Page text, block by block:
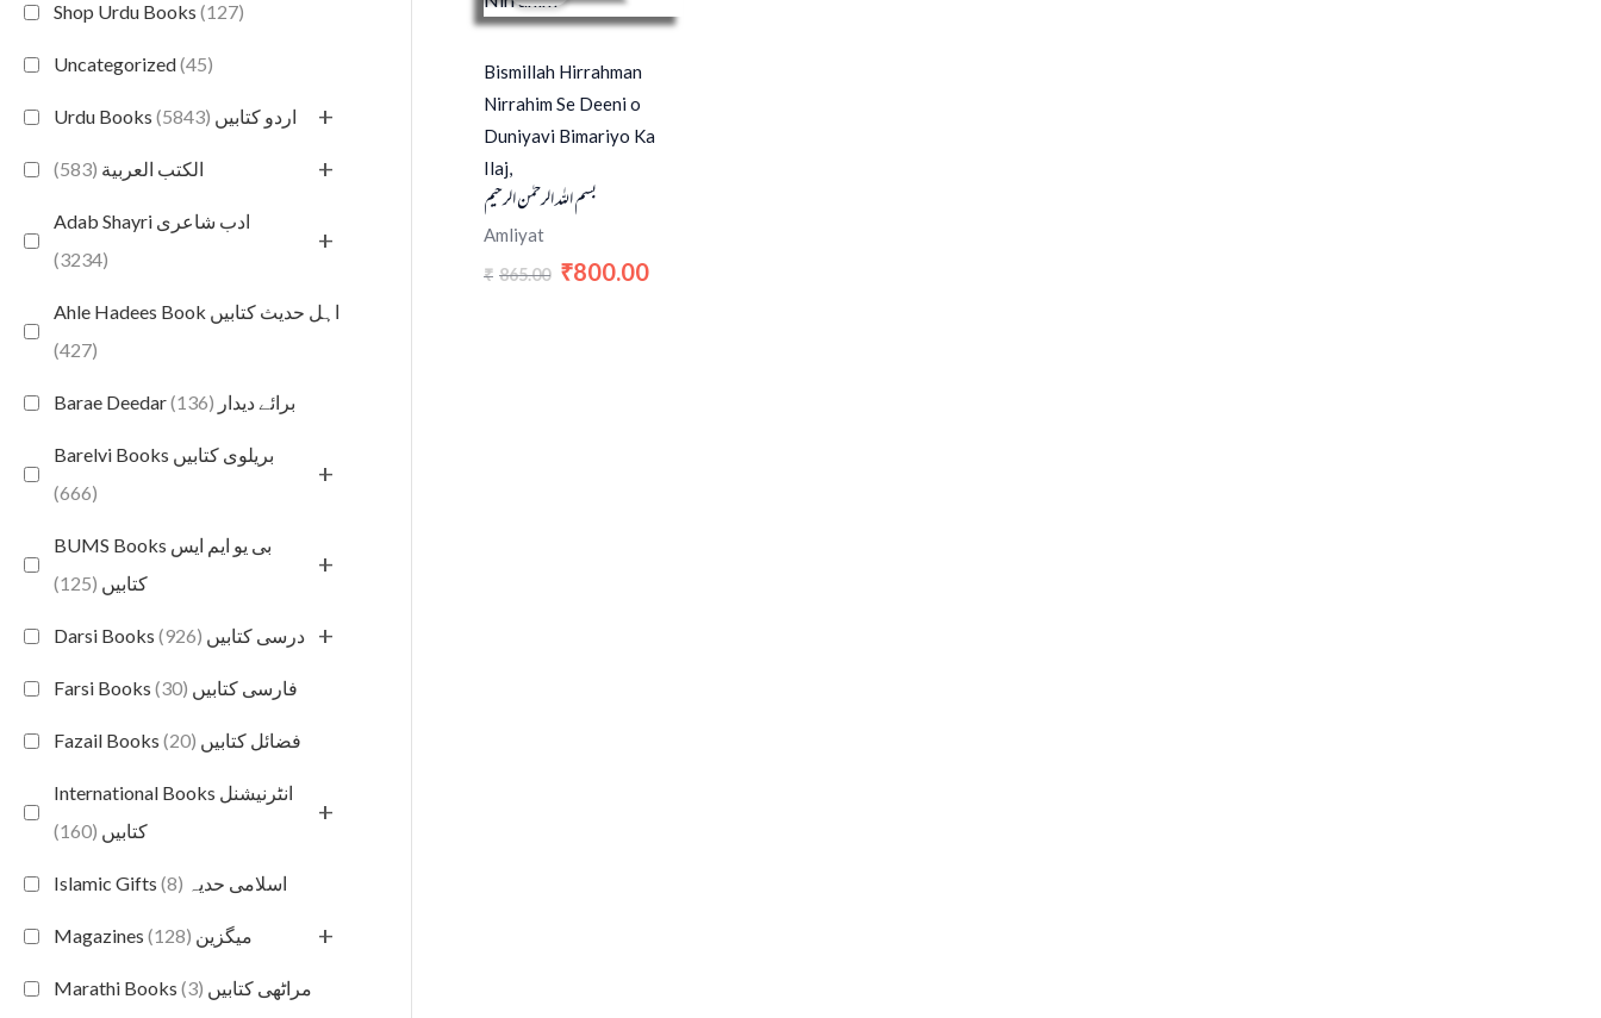
Shop Urdu Books (127)
Uncategorized(45)
Urdu Books اردو کتابیں (5843) +
الكتب العربية (583) +
Adab Shayri ادب شاعری
(3234)
+
Ahle Hadees Book اہل حدیث کتابیں
(427)
Barae Deedar برائے دیدار (136)
Barelvi Books بریلوی کتابیں
(666)
+
BUMS Books بی یو ایم ایس
کتابیں (125)
+
Darsi Books درسی کتابیں (926) +
Farsi Books فارسی کتابیں (30)
Fazail Books فضائل کتابیں (20)
International Books انٹرنیشنل
کتابیں (160)
+
Islamic Gifts اسلامی حدیہ (8)
Magazines میگزین (128) +
Marathi Books مراٹھی کتابیں (3)
Bismillah Hirrahman
Nirrahim Se Deeni o
Duniyavi Bimariyo Ka
Ilaj,
بسم الله الرحمٰن الرحیم
Amliyat
₹ 865.00
₹865.00.
₹800.00
₹800.00.